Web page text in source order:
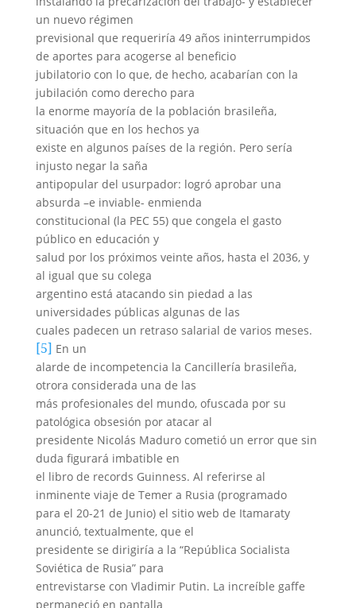
un nuevo régimen
previsional que requeriría 49 años ininterrumpidos
de aportes para acogerse al beneficio
jubilatorio con lo que, de hecho, acabarían con la
jubilación como derecho para
la enorme mayoría de la población brasileña,
situación que en los hechos ya
existe en algunos países de la región. Pero sería
injusto negar la saña
antipopular del usurpador: logró aprobar una
absurda –e inviable- enmienda
constitucional (la PEC 55) que congela el gasto
público en educación y
salud por los próximos veinte años, hasta el 2036, y
al igual que su colega
argentino está atacando sin piedad a las
universidades públicas algunas de las
cuales padecen un retraso salarial de varios meses.
[5] En un
alarde de incompetencia la Cancillería brasileña,
otrora considerada una de las
más profesionales del mundo, ofuscada por su
patológica obsesión por atacar al
presidente Nicolás Maduro cometió un error que sin
duda figurará imbatible en
el libro de records Guinness. Al referirse al
inminente viaje de Temer a Rusia (programado
para el 20-21 de Junio) el sitio web de Itamaraty
anunció, textualmente, que el
presidente se dirigiría a la “República Socialista
Soviética de Rusia” para
entrevistarse con Vladimir Putin. La increíble gaffe
permaneció en pantalla